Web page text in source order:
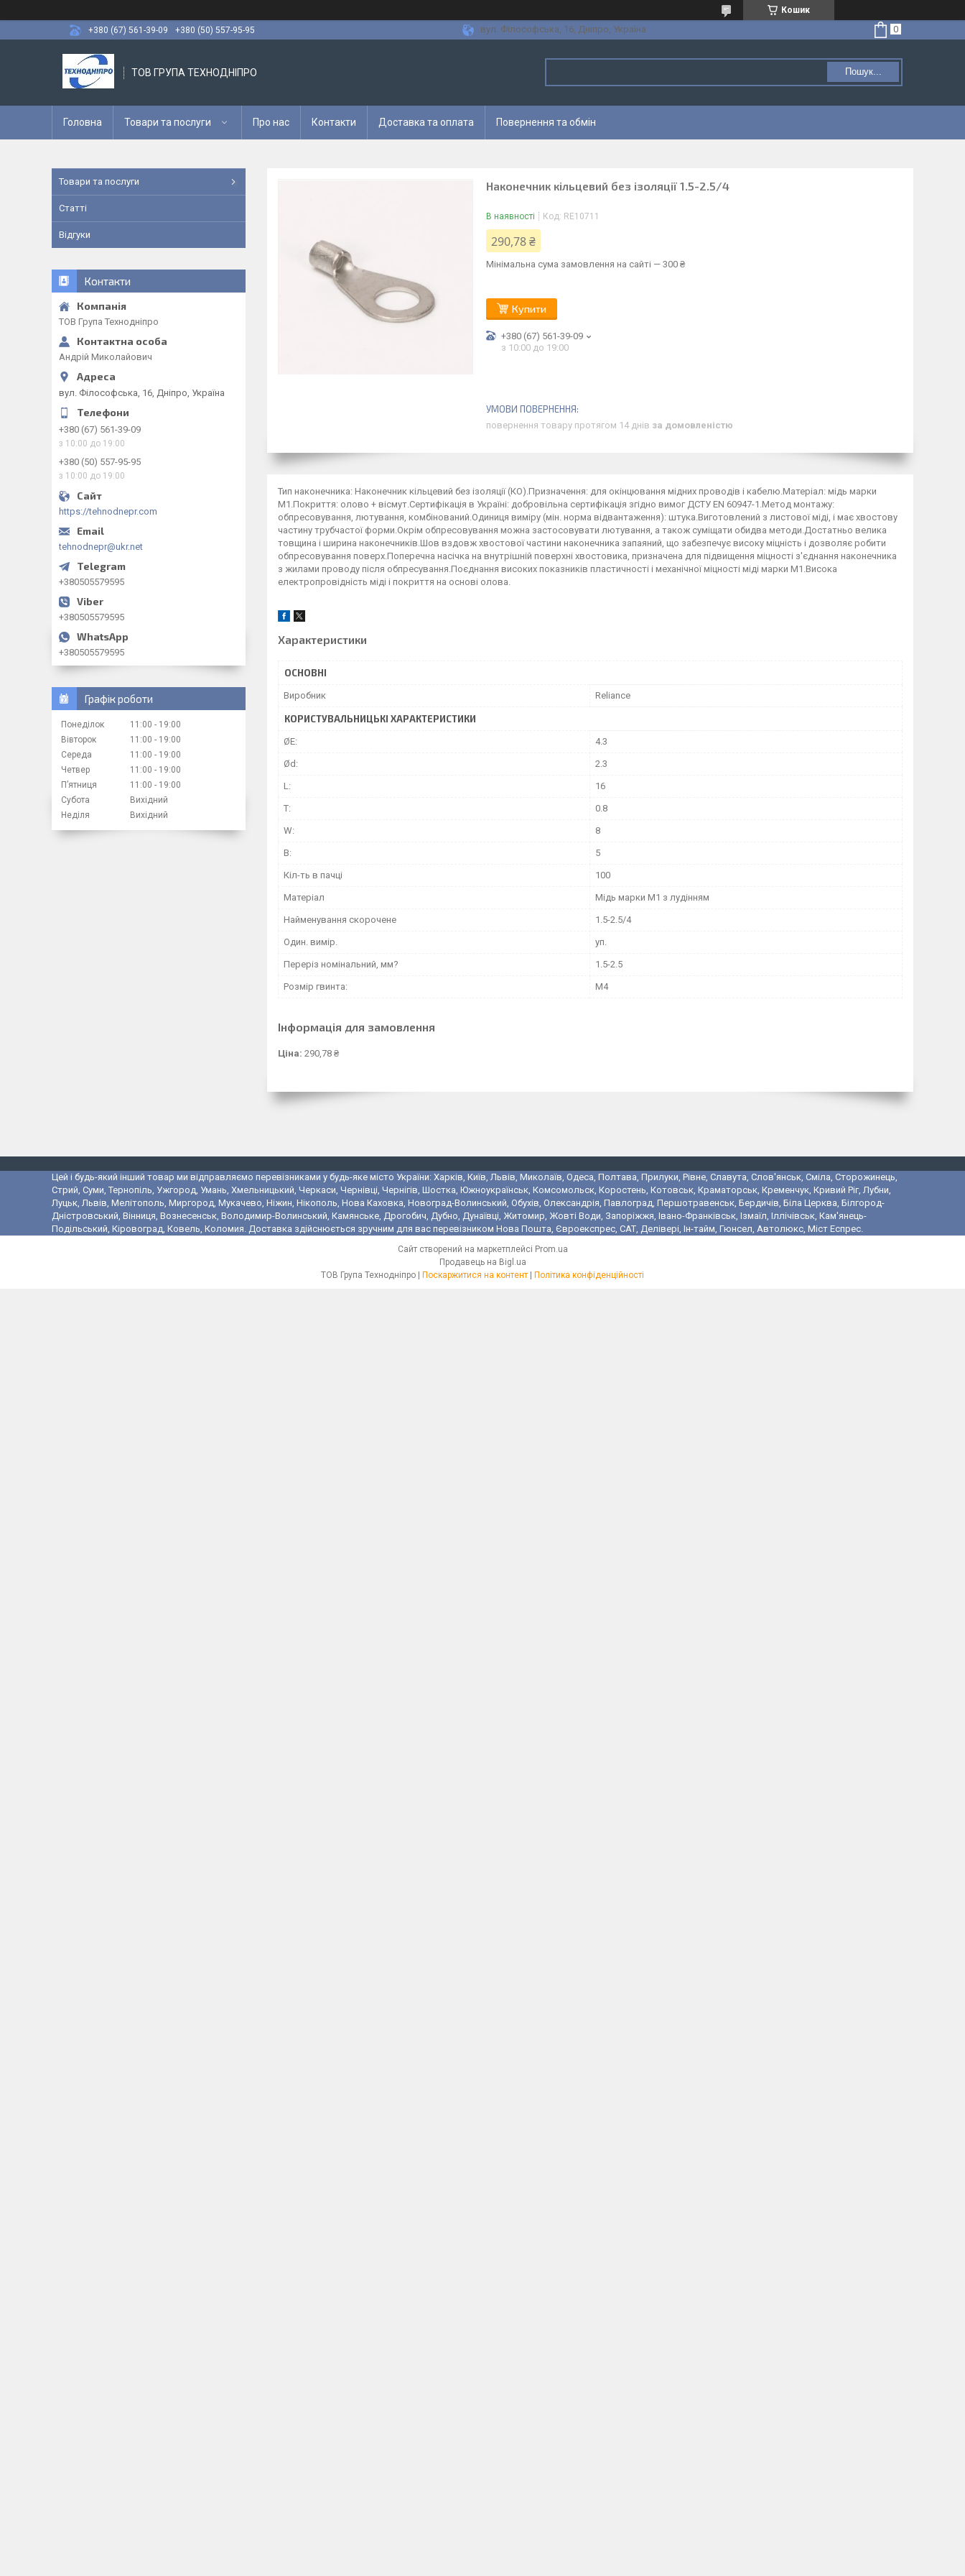
Кошик
+380 (67) 561-39-09
+380 (50) 557-95-95 вул. Філософська, 16, Дніпро, Україна
ТОВ ГРУПА ТЕХНОДНІПРО Пошук...
Головна Товари та послуги Про нас Контакти Доставка та оплата Повернення та обмін
Наконечник кільцевий без ізоляції 1.5-2.5/4
В наявності Код: RE10711
290,78 ₴
Мінімальна сума замовлення на сайті — 300 ₴
Купити
+380 (67) 561-39-09
з 10:00 до 19:00
повернення товару протягом 14 днів за домовленістю
Тип наконечника: Наконечник кільцевий без ізоляції (КО).Призначення: для окінцювання мідних проводів і кабелю.Матеріал: мідь марки
М1.Покриття: олово + вісмут.Сертифікація в Україні: добровільна сертифікація згідно вимог ДСТУ EN 60947-1.Метод монтажу:
обпресовування, лютування, комбінований.Одиниця виміру (мін. норма відвантаження): штука.Виготовлений з листової міді, і має хвостову
частину трубчастої форми.Окрім обпресовування можна застосовувати лютування, а також суміщати обидва методи.Достатньо велика
товщина і ширина наконечників.Шов вздовж хвостової частини наконечника запаяний, що забезпечує високу міцність і дозволяє робити
обпресовування поверх.Поперечна насічка на внутрішній поверхні хвостовика, призначена для підвищення міцності з'єднання наконечника
з жилами проводу після обпресування.Поєднання високих показників пластичності і механічної міцності міді марки М1.Висока
електропровідність міді і покриття на основі олова.
Характеристики
ОСНОВНІ
Виробник Reliance
КОРИСТУВАЛЬНИЦЬКІ ХАРАКТЕРИСТИКИ
ØE: 4.3
Ød: 2.3
L: 16
T: 0.8
W: 8
В: 5
Кіл-ть в пачці 100
Матеріал Мідь марки М1 з лудінням
Найменування скорочене 1.5-2.5/4
Один. вимір. уп.
Переріз номінальний, мм? 1.5-2.5
Розмір гвинта: M4
Інформація для замовлення
Ціна: 290,78 ₴
Товари та послуги
Статті
Відгуки
Контакти
ТОВ Група Технодніпро
Андрій Миколайович
вул. Філософська, 16, Дніпро, Україна
+380 (67) 561-39-09
з 10:00 до 19:00
+380 (50) 557-95-95
з 10:00 до 19:00
https://tehnodnepr.com
tehnodnepr@ukr.net
+380505579595
+380505579595
+380505579595
Графік роботи
Понеділок 11:00
19:00
Вівторок
11:00
19:00
Середа
11:00
19:00
Четвер
11:00
19:00
Пʼятниця
11:00
19:00
Субота
Вихідний
Неділя
Вихідний
Цей і будь-який інший товар ми відправляємо перевізниками у будь-яке місто України: Харків, Київ, Львів, Миколаїв, Одеса, Полтава, Прилуки, Рівне, Славута, Слов'янськ, Сміла, Сторожинець,
Стрий, Суми, Тернопіль, Ужгород, Умань, Хмельницький, Черкаси, Чернівці, Чернігів, Шостка, Южноукраїнськ, Комсомольск, Коростень, Котовськ, Краматорськ, Кременчук, Кривий Ріг, Лубни,
Луцьк, Львів, Мелітополь, Миргород, Мукачево, Ніжин, Нікополь, Нова Каховка, Новоград-Волинський, Обухів, Олександрія, Павлоград, Першотравенськ, Бердичів, Біла Церква, Білгород-
Дністровський, Вінниця, Вознесенськ, Володимир-Волинський, Камянське, Дрогобич, Дубно, Дунаївці, Житомир, Жовті Води, Запоріжжя, Івано-Франківськ, Ізмаїл, Іллічівськ, Кам'янець-
Подільський, Кіровоград, Ковель, Коломия. Доставка здійснюється зручним для вас перевізником Нова Пошта, Євроекспрес, САТ, Делівері, Ін-тайм, Гюнсел, Автолюкс, Міст Еспрес.
Сайт створений на маркетплейсі Prom.ua
Продавець на Bigl.ua
ТОВ Група Технодніпро | Поскаржитися на контент | Політика конфіденційності